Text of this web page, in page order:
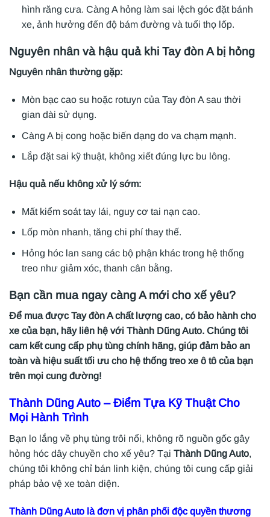
hình răng cưa. Càng A hỏng làm sai lệch góc đặt bánh
xe, ảnh hưởng đến độ bám đường và tuổi thọ lốp.
Nguyên nhân và hậu quả khi Tay đòn A bị hỏng
Nguyên nhân thường gặp:
Mòn bạc cao su hoặc rotuyn của Tay đòn A sau thời
gian dài sử dụng.
Càng A bị cong hoặc biến dạng do va chạm mạnh.
Lắp đặt sai kỹ thuật, không xiết đúng lực bu lông.
Hậu quả nếu không xử lý sớm:
Mất kiểm soát tay lái, nguy cơ tai nạn cao.
Lốp mòn nhanh, tăng chi phí thay thế.
Hỏng hóc lan sang các bộ phận khác trong hệ thống
treo như giảm xóc, thanh cân bằng.
Bạn cần mua ngay càng A mới cho xế yêu?
Để mua được Tay đòn A chất lượng cao, có bảo hành cho
xe của bạn, hãy liên hệ với Thành Dũng Auto. Chúng tôi
cam kết cung cấp phụ tùng chính hãng, giúp đảm bảo an
toàn và hiệu suất tối ưu cho hệ thống treo xe ô tô của bạn
trên mọi cung đường!
Thành Dũng Auto – Điểm Tựa Kỹ Thuật Cho
Mọi Hành Trình
Bạn lo lắng về phụ tùng trôi nổi, không rõ nguồn gốc gây
hỏng hóc dây chuyền cho xế yêu? Tại Thành Dũng Auto,
chúng tôi không chỉ bán linh kiện, chúng tôi cung cấp giải
pháp bảo vệ xe toàn diện.
Thành Dũng Auto là đơn vị phân phối độc quyền thương